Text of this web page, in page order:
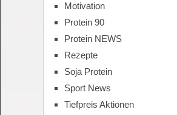
Motivation
Protein 90
Protein NEWS
Rezepte
Soja Protein
Sport News
Tiefpreis Aktionen